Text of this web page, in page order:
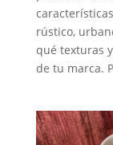
rústico,
qué texturas
de tu marca.